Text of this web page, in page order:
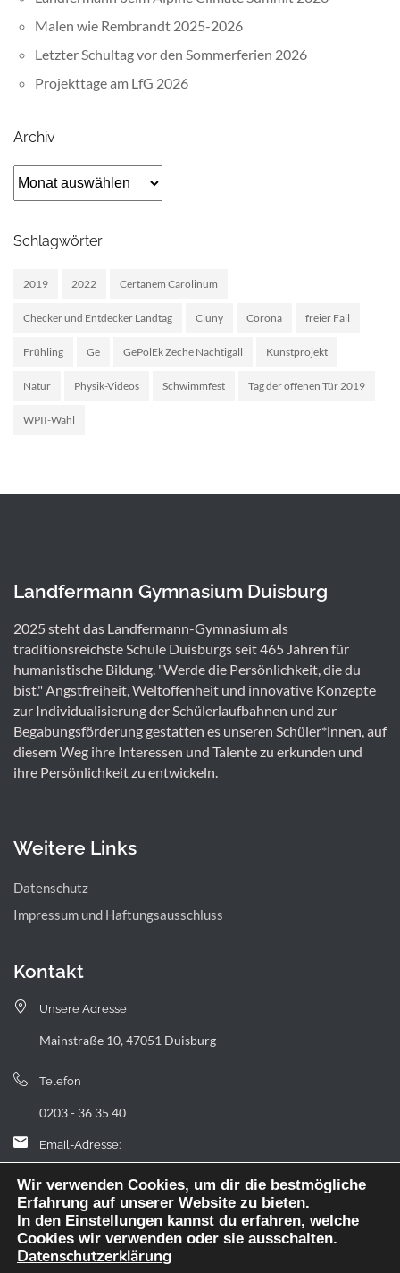
Malen wie Rembrandt 2025-2026
Letzter Schultag vor den Sommerferien 2026
Projekttage am LfG 2026
Archiv
Archiv
Schlagwörter
2019 2022 Certanem Carolinum
Checker und Entdecker Landtag Cluny Corona freier Fall
Frühling Ge GePolEk Zeche Nachtigall Kunstprojekt
Natur Physik-Videos Schwimmfest Tag der offenen Tür 2019
WPII-Wahl
Landfermann Gymnasium Duisburg
2025 steht das Landfermann-Gymnasium als
traditionsreichste Schule Duisburgs seit 465 Jahren für
humanistische Bildung. "Werde die Persönlichkeit, die du
bist." Angstfreiheit, Weltoffenheit und innovative Konzepte
zur Individualisierung der Schülerlaufbahnen und zur
Begabungsförderung gestatten es unseren Schüler*innen, auf
diesem Weg ihre Interessen und Talente zu erkunden und
ihre Persönlichkeit zu entwickeln.
Weitere Links
Datenschutz
Impressum und Haftungsausschluss
Kontakt
Unsere Adresse
Mainstraße 10, 47051 Duisburg
Telefon
0203 - 36 35 40
Email-Adresse:
landfermann.gymnasium[at]stadt-duisburg.de
Wir verwenden Cookies, um dir die bestmögliche
Erfahrung auf unserer Website zu bieten.
In den Einstellungen kannst du erfahren, welche
Cookies wir verwenden oder sie ausschalten.
Datenschutzerklärung